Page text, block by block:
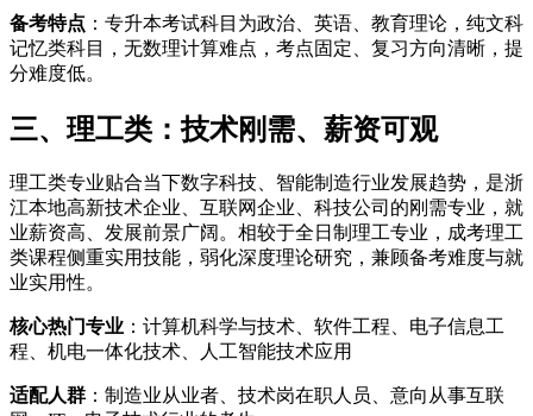
备考特点 ：专升本考试科目为政治、英语、教育理论，纯文科
记忆类科目，无数理计算难点，考点固定、复习方向清晰，提
分难度低。
三、理工类：技术刚需、薪资可观
理工类专业贴合当下数字科技、智能制造行业发展趋势，是浙
江本地高新技术企业、互联网企业、科技公司的刚需专业，就
业薪资高、发展前景广阔。相较于全日制理工专业，成考理工
类课程侧重实用技能，弱化深度理论研究，兼顾备考难度与就
业实用性。
核心热门专业 ：计算机科学与技术、软件工程、电子信息工
程、机电一体化技术、人工智能技术应用
适配人群 ：制造业从业者、技术岗在职人员、意向从事互联